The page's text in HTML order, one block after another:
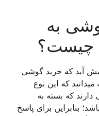
به
آید که خرید گوشی
که این نوع
دارند که بسته به
بنابراین برای پاسخ